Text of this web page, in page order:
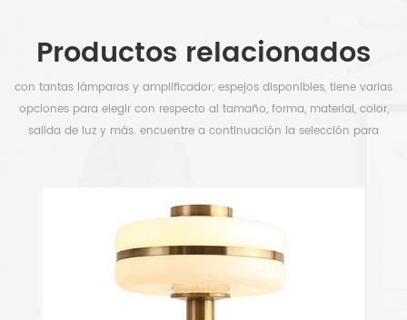
Productos relacionados
con tantas lámparas y amplificador; espejos disponibles, tiene varias
opciones para elegir con respecto al tamaño, forma, material, color,
salida de luz y más. encuentre a continuación la selección para